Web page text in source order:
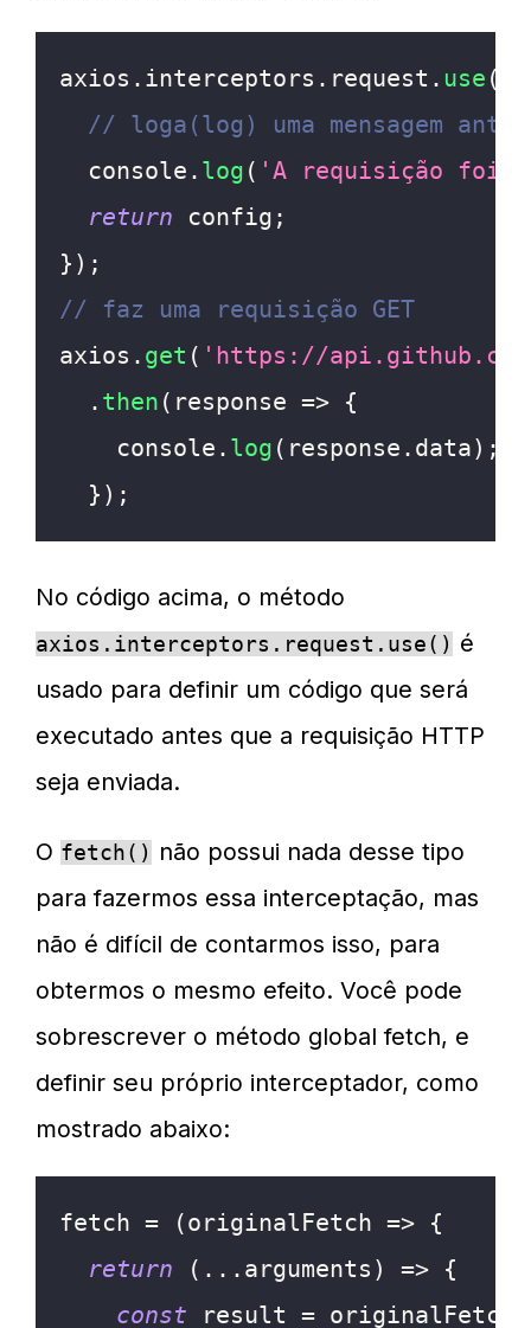
axios . interceptors . request . use (
// loga(log) uma mensagem
console . log ( 'A requisição foi
return config ;
} ) ;
// faz uma requisição GET
axios . get ( 'https://
. then ( response =>
{
console . log ( response . data) ;
} ) ;
No código acima, o método
axios.interceptors.request.use() é
usado para definir um código que será
executado antes que a requisição HTTP
seja enviada.
O fetch() não possui nada desse tipo
para fazermos essa interceptação, mas
não é difícil de contarmos isso, para
obtermos o mesmo efeito. Você pode
sobrescrever o método global fetch, e
definir seu próprio interceptador, como
mostrado abaixo:
fetch = (originalFetch =>
{
return
( ... arguments ) =>
{
const result = originalFetch